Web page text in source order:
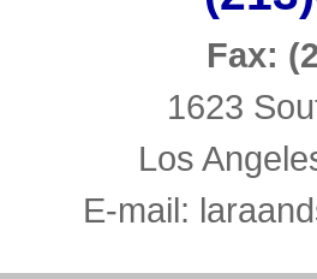
Fax:
1623
Los
E-mail: